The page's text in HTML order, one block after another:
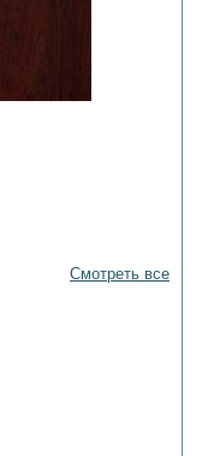
Смотреть все